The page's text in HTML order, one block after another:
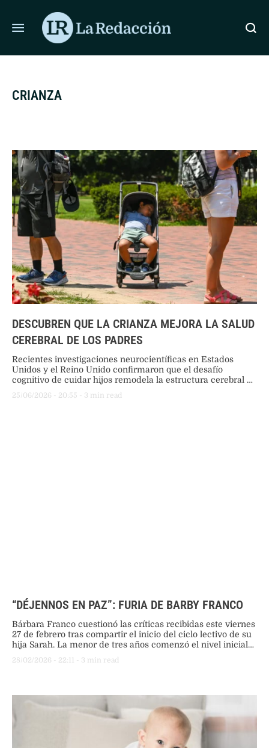
ÚLTIMAS NOTICIASEL SENADO DIO MEDIA SANCIÓN A LA
CRIANZA
DESCUBREN QUE LA CRIANZA MEJORA LA SALUD
CEREBRAL DE LOS PADRES
Recientes investigaciones neurocientíficas en Estados
Unidos y el Reino Unido confirmaron que el desafío
cognitivo de cuidar hijos remodela la estructura cerebral de
mentes contra el deterioro propio de la vejez.
25/06/2026 - 20:55 - 3 min read
“DÉJENNOS EN PAZ”: FURIA DE BARBY FRANCO
Bárbara Franco cuestionó las críticas recibidas este viernes
27 de febrero tras compartir el inicio del ciclo lectivo de su
hija Sarah. La menor de tres años comenzó el nivel inicial
tiempos madurativos.
28/02/2026 - 22:11 - 3 min read